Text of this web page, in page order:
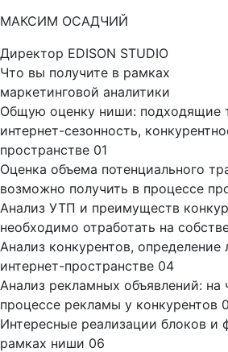
МАКСИМ ОСАДЧИЙ
Директор EDISON STUDIO
Что вы получите в рамках
маркетинговой аналитики
Общую оценку ниши: подходящие
интернет-сезонность,
пространстве 01
Оценка объема потенциального
возможно получить в процессе
Анализ УТП и преимуществ
необходимо отработать на
Анализ конкурентов,
интернет-пространстве 04
Анализ рекламных объявлений: на
процессе рекламы у конкурентов
Интересные реализации блоков и
рамках ниши 06